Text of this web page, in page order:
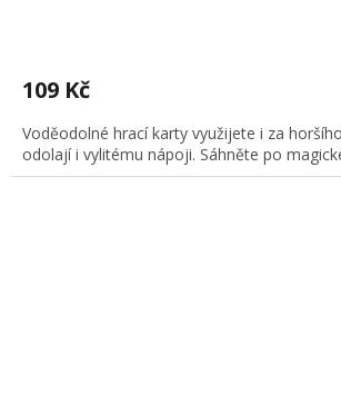
109 Kč
Voděodolné hrací karty využijete i za
odolají i vylitému nápoji. Sáhněte po